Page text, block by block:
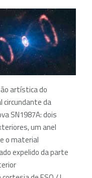
artística do
circundante da
SN1987A: dois
um anel
o material
expelido da parte